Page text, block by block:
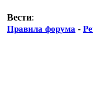
Вести:
Правила форума -